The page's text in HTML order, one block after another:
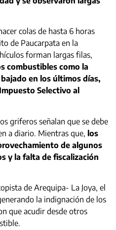
colas de hasta 6 horas
de Paucarpata en la
forman largas filas,
combustibles como la
en los últimos días,
Selectivo al
griferos señalan que se debe
a diario. Mientras que, los
de algunos
y la falta de fiscalización
de Arequipa- La Joya, el
la indignación de los
que acudir desde otros